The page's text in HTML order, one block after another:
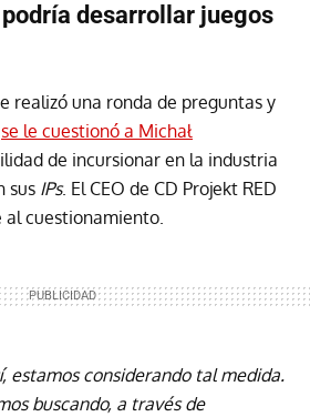
podría desarrollar juegos
realizó una ronda de preguntas y
se le cuestionó a Michał
de incursionar en la industria
sus IPs. El CEO de CD Projekt RED
cuestionamiento.
estamos considerando tal medida.
buscando, a través de